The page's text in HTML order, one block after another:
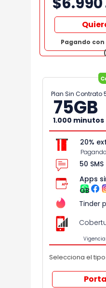
75GB
1.000 minutos
Plan Sin Contrato
50 SMS
Apps
GB
Tinder
Selecciona el
20%
Pagando